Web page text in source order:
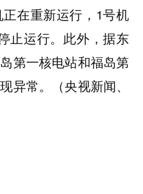
在重新运行，1号机
止运行。此外，据东
第一核电站和福岛第
异常。（央视新闻、